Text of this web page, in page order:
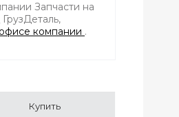
Запчасти на
офисе компании .
Купить